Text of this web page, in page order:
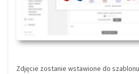
Zdjęcie zostanie wstawione do